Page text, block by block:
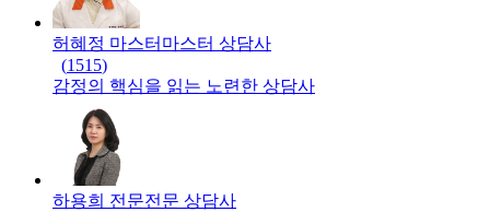
허혜정 마스터 마스터 상담사
(1515)
감정의 핵심을 읽는 노련한 상담사
하용희 전문전문 상담사